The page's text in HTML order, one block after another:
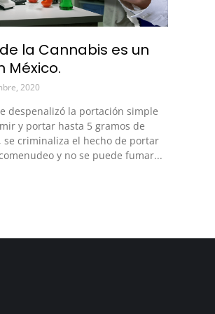
la Cannabis es un
México.
2020
despenalizó la portación simple
y portar hasta 5 gramos de
criminaliza el hecho de portar
y no se puede fumar...